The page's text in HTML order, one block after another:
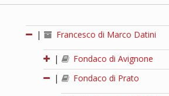
| Francesco di Marco Datini
|
Fondaco di Avignone
|
Fondaco di Prato